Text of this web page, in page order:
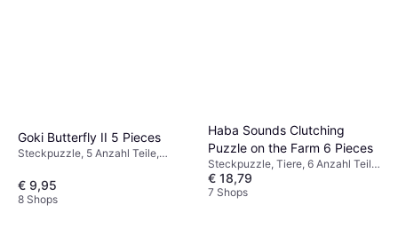
Goki Butterfly II 5 Pieces
Steckpuzzle, 5 Anzahl Teile,
€ 9,95
8 Shops
Haba Sounds Clutching
Puzzle on the Farm 6 Pieces
Steckpuzzle, Tiere, 6 Anzahl Teile,
35x24cm
€ 18,79
7 Shops